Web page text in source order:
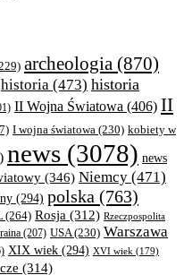
archeologia (870)
historia (473) historia
II Wojna Światowa (406) II
I wojna światowa (230) kobiety w
news (3078) news
(346) Niemcy (471)
(294) polska (763)
(264) Rosja (312) Rzeczpospolita
(207) USA(230) Warszawa
XIX wiek (294) XVI wiek (179)
(314)